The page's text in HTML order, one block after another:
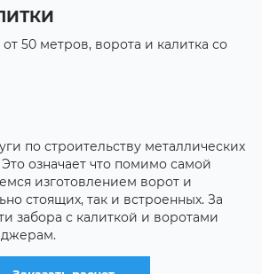
50 метров, ворота и калитка со
по строительству металлических
означает что помимо самой
изготовлением ворот и
стоящих, так и встроенных. За
забора с калиткой и воротами